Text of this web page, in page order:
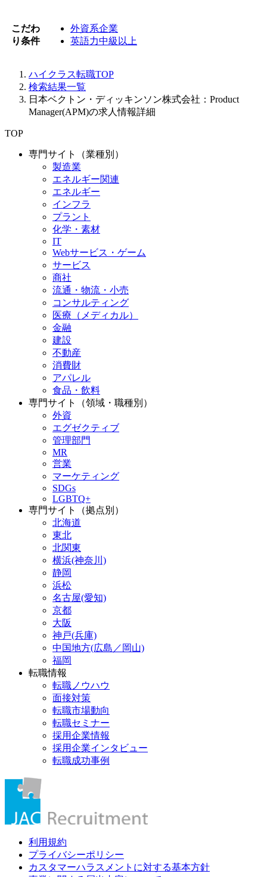
こだわ
り条件
外資系企業
英語力中級以上
ハイクラス転職TOP
検索結果一覧
日本ベクトン・ディッキンソン株式会社：Product
Manager(APM)の求人情報詳細
TOP
専門サイト（業種別）
製造業
エネルギー関連
エネルギー
インフラ
プラント
化学・素材
IT
Webサービス・ゲーム
サービス
商社
流通・物流・小売
コンサルティング
医療（メディカル）
金融
建設
不動産
消費財
アパレル
食品・飲料
専門サイト（領域・職種別）
外資
エグゼクティブ
管理部門
MR
営業
マーケティング
SDGs
LGBTQ+
専門サイト（拠点別）
北海道
東北
北関東
横浜(神奈川)
静岡
浜松
名古屋(愛知)
京都
大阪
神戸(兵庫)
中国地方(広島／岡山)
福岡
転職情報
転職ノウハウ
面接対策
転職市場動向
転職セミナー
採用企業情報
採用企業インタビュー
転職成功事例
利用規約
プライバシーポリシー
カスタマーハラスメントに対する基本方針